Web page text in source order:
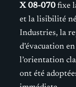
X 08-070 fixe
et la lisibilité
Industries, la
d’évacuation
l’orientation
ont été